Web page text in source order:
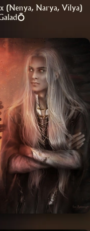
(Nenya, Narya, Vilya)